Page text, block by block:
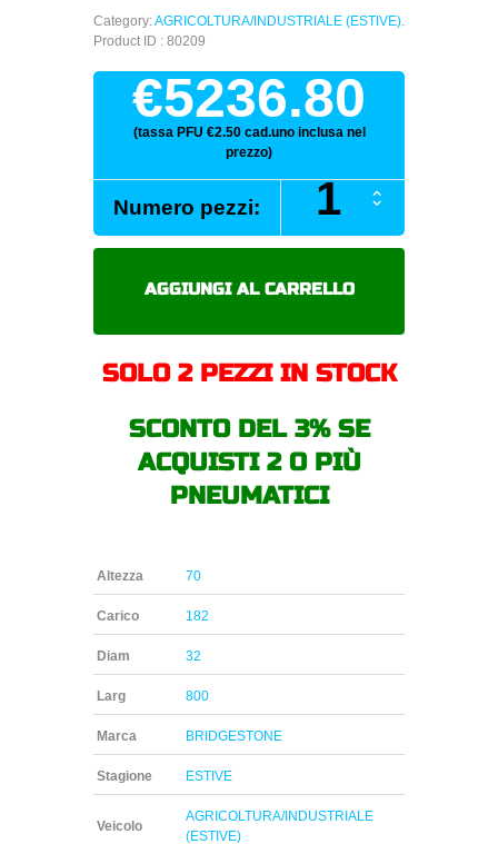
Category:AGRICOLTURA/INDUSTRIALE (ESTIVE)
Product ID : 80209
€5236.80
(tassa PFU €2.50 cad.uno inclusa nel
prezzo)
Numero pezzi:
BRIDGESTONE
COMB
R32
AGGIUNGI AL CARRELLO
SOLO 2 PEZZI IN STOCK
SCONTO DEL 3% SE
ACQUISTI 2 O PIÙ
PNEUMATICI
Altezza 70
Carico 182
Diam 32
Larg 800
Marca BRIDGESTONE
Stagione ESTIVE
Veicolo
AGRICOLTURA/INDUSTRIALE
(ESTIVE)